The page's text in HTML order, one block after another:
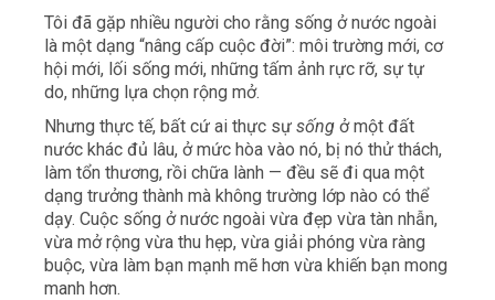
Tôi đã gặp nhiều người cho rằng sống ở nước ngoài
là một dạng “nâng cấp cuộc đời”: môi trường mới, cơ
hội mới, lối sống mới, những tấm ảnh rực rỡ, sự tự
do, những lựa chọn rộng mở.
Nhưng thực tế, bất cứ ai thực sựsống ở một đất
nước khác đủ lâu, ở mức hòa vào nó, bị nó thử thách,
làm tổn thương, rồi chữa lành — đều sẽ đi qua một
dạng trưởng thành mà không trường lớp nào có thể
dạy. Cuộc sống ở nước ngoài vừa đẹp vừa tàn nhẫn,
vừa mở rộng vừa thu hẹp, vừa giải phóng vừa ràng
buộc, vừa làm bạn mạnh mẽ hơn vừa khiến bạn mong
manh hơn.